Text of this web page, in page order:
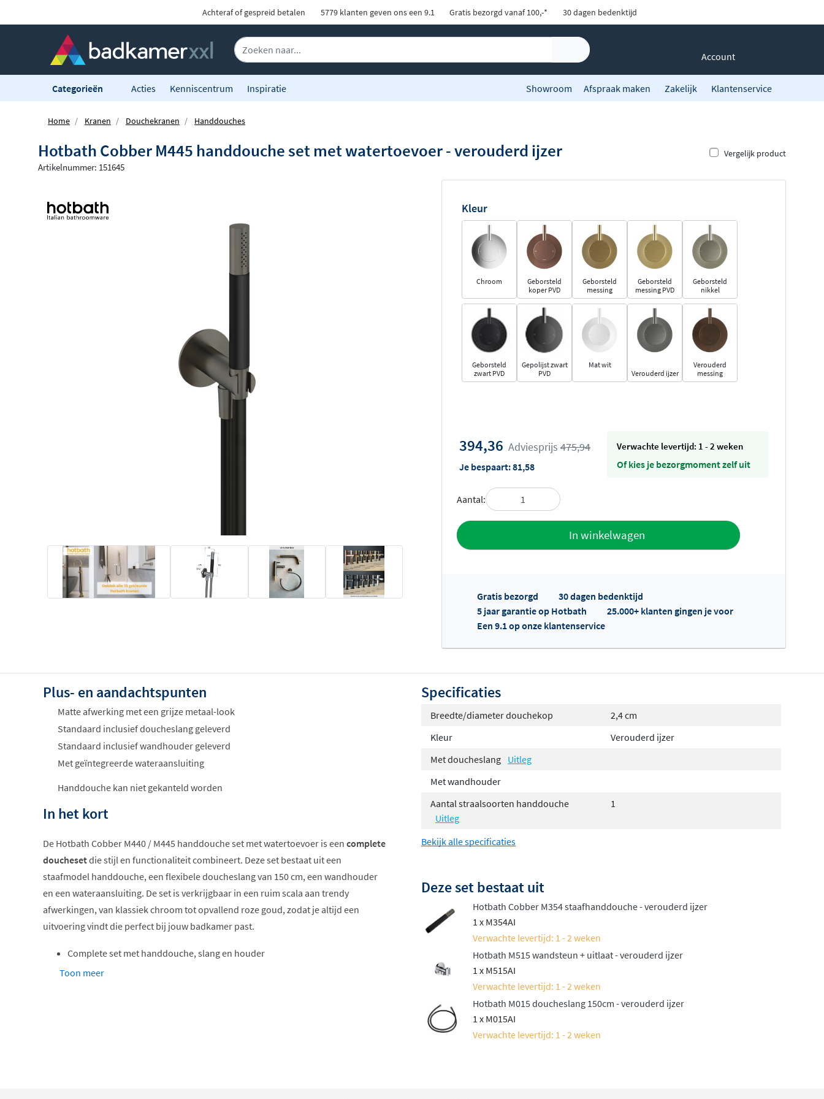
Achteraf of gespreid betalen 5779 klanten geven ons een 9.1 Gratis bezorgd vanaf 100,-* 30 dagen bedenktijd
Account
Categorieën Acties Kenniscentrum Inspiratie Showroom Afspraak maken Zakelijk Klantenservice
Home Kranen Douchekranen Handdouches
Hotbath Cobber M445 handdouche set met watertoevoer - verouderd ijzer Vergelijk product
Artikelnummer: 151645
Kleur
Chroom
Geborsteld
koper PVD
Geborsteld
messing
Geborsteld
messing PVD
Geborsteld
nikkel
Geborsteld
zwart PVD
Gepolijst zwart
PVD
Mat wit
Verouderd ijzer
Verouderd
messing
394,36 Adviesprijs 475,94
Je bespaart:81,58
Verwachte levertijd: 1 - 2 weken
Of kies je bezorgmoment zelf uit
Aantal:
In winkelwagen
Toevoegen aan offerte
Offertes ophalen...
Gratis bezorgd
30 dagen bedenktijd
5 jaar garantie op Hotbath
25.000+ klanten gingen je voor
Een 9.1 op onze klantenservice
Plus- en aandachtspunten
Matte afwerking met een grijze metaal-look
Standaard inclusief doucheslang geleverd
Standaard inclusief wandhouder geleverd
Met geïntegreerde wateraansluiting
Handdouche kan niet gekanteld worden
In het kort
De Hotbath Cobber M440 / M445 handdouche set met watertoevoer is een complete
douchesetdie stijl en functionaliteit combineert. Deze set bestaat uit een
staafmodel handdouche, een flexibele doucheslang van 150 cm, een wandhouder
en een wateraansluiting. De set is verkrijgbaar in een ruim scala aan trendy
afwerkingen, van klassiek chroom tot opvallend roze goud, zodat je altijd een
uitvoering vindt die perfect bij jouw badkamer past.
Complete set met handdouche, slang en houder
Staafmodel handdouche met 24 mm diameter
Toon meer
Specificaties
Breedte/diameter douchekop
2,4 cm
Kleur
Verouderd ijzer
Met doucheslang Uitleg
Met wandhouder
Aantal straalsoorten handdouche
Uitleg
1
Bekijk alle specificaties
Deze set bestaat uit
Hotbath Cobber M354 staafhanddouche - verouderd ijzer
1 x M354AI
Verwachte levertijd: 1 - 2 weken
Hotbath M515 wandsteun + uitlaat - verouderd ijzer
1 x M515AI
Verwachte levertijd: 1 - 2 weken
Hotbath M015 doucheslang 150cm - verouderd ijzer
1 x M015AI
Verwachte levertijd: 1 - 2 weken